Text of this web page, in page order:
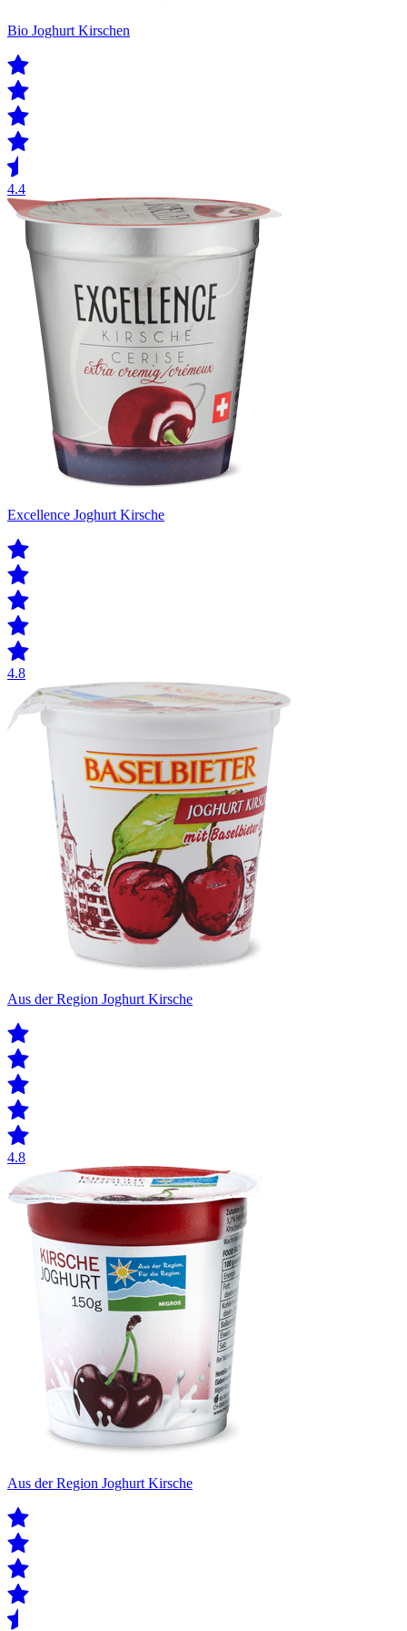
Bio Joghurt Kirschen
4.4
Excellence Joghurt Kirsche
4.8
Aus der Region Joghurt Kirsche
4.8
Aus der Region Joghurt Kirsche